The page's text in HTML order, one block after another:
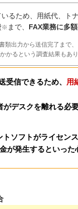
るため、用紙代、ト
※ まで、 FAX業務に多
類出力から送信完了まで
かるという調査結果もあ
受信できるため、
用
がデスクを離れる必
ソフトがライセン
が発生するといった